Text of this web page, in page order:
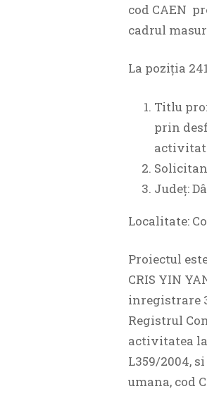
cod CAEN
cadrul
La poziția
Titlu
prin
Județ:
Localitate:
Proiectul
CRIS YIN
inregistrare
Registrul
activitatea la
L359/2004,
umana, cod